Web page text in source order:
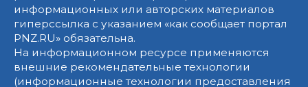
информационных или авторских материалов
гиперссылка с указанием «как сообщает портал
PNZ.RU» обязательна.
На информационном ресурсе применяются
внешние рекомендательные технологии
(информационные технологии предоставления